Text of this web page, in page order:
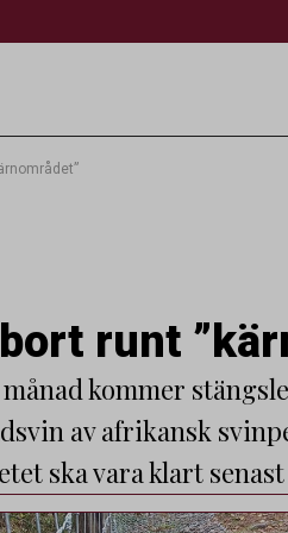
runt
kommer
av afrikansk
ska vara klart senast